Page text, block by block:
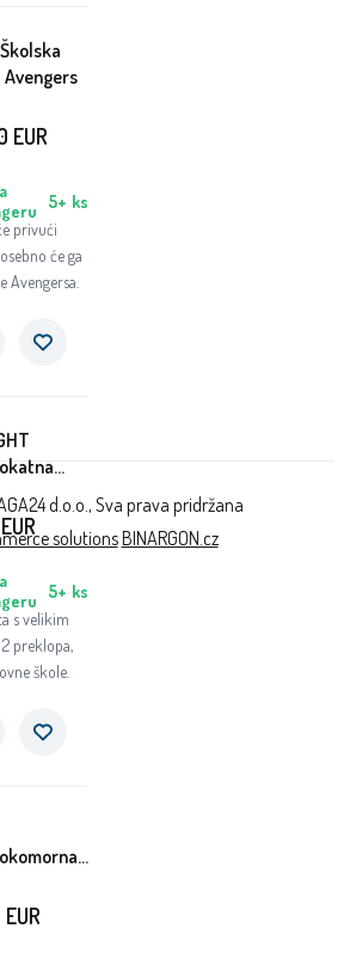
privući
će ga
Avengersa.
5+ ks
EUR
Berries
s velikim
preklopa,
škole.
5+ ks
EUR
EUR
d.o.o., Sva prava pridržana
solutionsBINARGON.cz